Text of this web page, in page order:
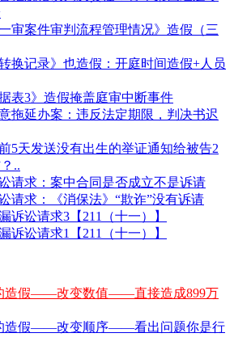
审案件审判流程管理情况》造假（三
换记录》也造假：开庭时间造假+人员
表3》造假掩盖庭审中断事件
拖延办案：违反法定期限，判决书迟
5天发送没有出生的举证通知给被告2
..
请求：案中合同是否成立不是诉请
请求：《消保法》“欺诈”没有诉请
诉讼请求3【211（十一）】
诉讼请求1【211（十一）】
造假——改变数值——直接造成899万
造假——改变顺序——看出问题你是行